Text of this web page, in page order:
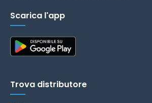
Scarica l'app
Trova distributore